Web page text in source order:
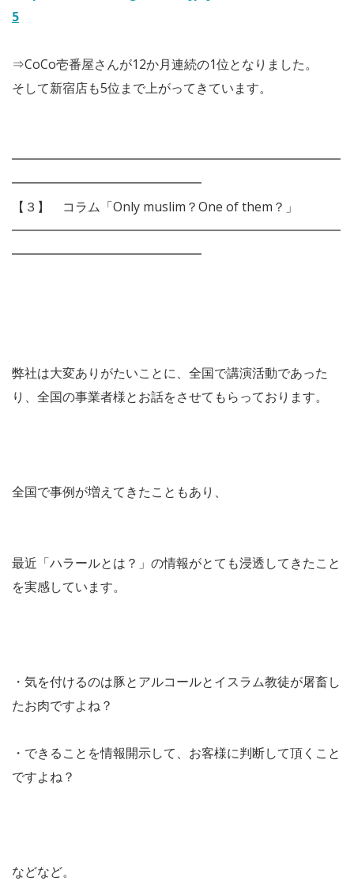
5
⇒CoCo壱番屋さんが12か月連続の1位となりました。
そして新宿店も5位まで上がってきています。
━━━━━━━━━━━━━━━━━━━━━━━━━━
━━━━━━━━━━━━━━━
【３】 コラム「Only muslim？One of them？」
━━━━━━━━━━━━━━━━━━━━━━━━━━
━━━━━━━━━━━━━━━
弊社は大変ありがたいことに、全国で講演活動であった
り、全国の事業者様とお話をさせてもらっております。
全国で事例が増えてきたこともあり、
最近「ハラールとは？」の情報がとても浸透してきたこと
を実感しています。
・気を付けるのは豚とアルコールとイスラム教徒が屠畜し
たお肉ですよね？
・できることを情報開示して、お客様に判断して頂くこと
ですよね？
などなど。